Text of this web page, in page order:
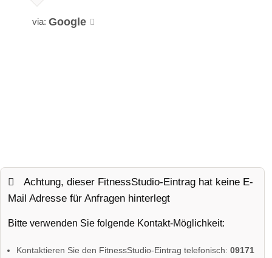
via: Google
Achtung, dieser FitnessStudio-Eintrag hat keine E-
Mail Adresse für Anfragen hinterlegt
Bitte verwenden Sie folgende Kontakt-Möglichkeit:
Kontaktieren Sie den FitnessStudio-Eintrag telefonisch:09171